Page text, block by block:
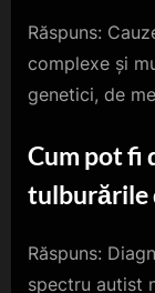
Răspuns:
complexe și
genetici, de
Cum pot fi
tulburările
Răspuns:
spectru autist